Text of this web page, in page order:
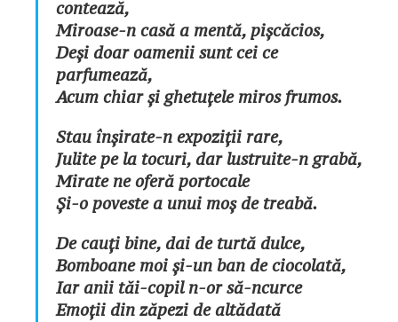
contează,
Miroase-n casă a mentă, pișcăcios,
Deși doar oamenii sunt cei ce
parfumează,
Acum chiar și ghetuțele miros frumos.
Stau înșirate-n expoziții rare,
Julite pe la tocuri, dar lustruite-n grabă,
Mirate ne oferă portocale
Și-o poveste a unui moș de treabă.
De cauți bine, dai de turtă dulce,
Bomboane moi și-un ban de ciocolată,
Iar anii tăi-copil n-or să-ncurce
Emoții din zăpezi de altădată